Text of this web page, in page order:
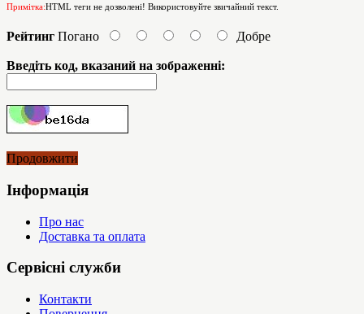
Примітка:HTML теги не дозволені! Використовуйте звичайний текст.
Рейтинг Погано Добре
Введіть код, вказаний на зображенні:
Продовжити
Інформація
Про нас
Доставка та оплата
Сервісні служби
Контакти